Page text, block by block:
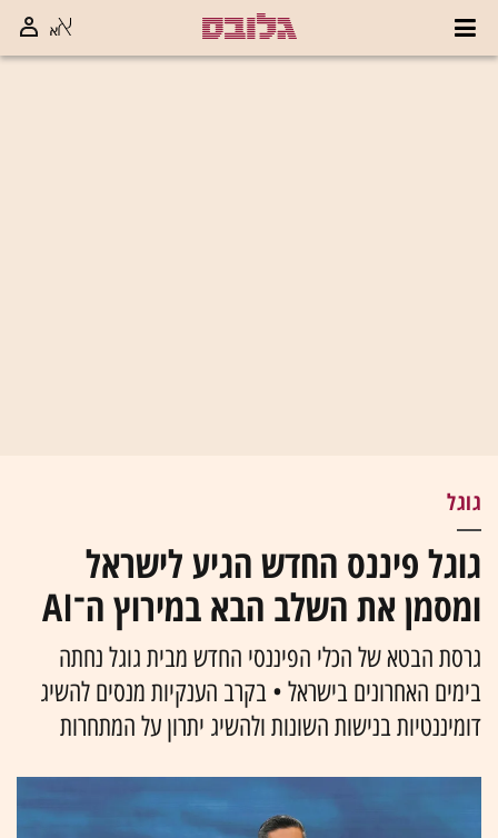
גוגל
גוגל פיננס החדש הגיע לישראל
ומסמן את השלב הבא במירוץ ה־AI
גרסת הבטא של הכלי הפיננסי החדש מבית גוגל נחתה
בימים האחרונים בישראל • בקרב הענקיות מנסים להשיג
דומיננטיות בנישות השונות ולהשיג יתרון על המתחרות